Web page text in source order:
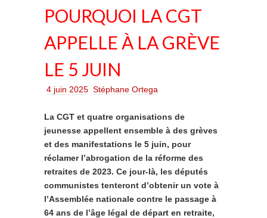
POURQUOI LA CGT
APPELLE À LA GRÈVE
LE 5 JUIN
4 juin 2025 Stéphane Ortega
La CGT et quatre organisations de
jeunesse appellent ensemble à des grèves
et des manifestations le 5 juin, pour
réclamer l’abrogation de la réforme des
retraites de 2023. Ce jour-là, les députés
communistes tenteront d’obtenir un vote à
l’Assemblée nationale contre le passage à
64 ans de l’âge légal de départ en retraite,